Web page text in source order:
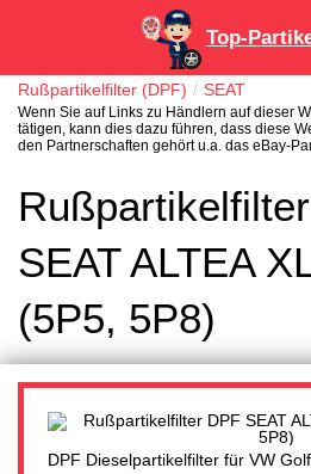
Top-
Rußpartikelfilter (DPF) SEAT
Wenn Sie auf Links zu Händlern auf dieser
tätigen, kann dies dazu führen, dass diese
den Partnerschaften gehört u.a. das eBay-
SEAT ALTEA
(5P5, 5P8)
DPF Dieselpartikelfilter für VW